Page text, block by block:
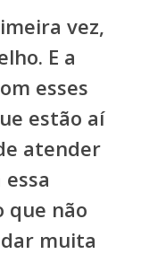
vez,
E a
esses
estão aí
atender
que não
muita